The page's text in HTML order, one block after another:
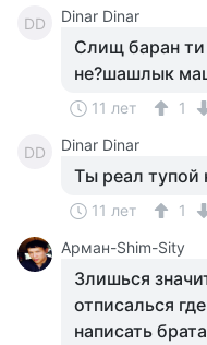
DD Dinar Dinar
Слищ баран ти
не?шашлык
11 лет 1
DD Dinar Dinar
Ты реал тупой
11 лет
1
Арман-Shim-Sity
Злишься
отписалься
написать